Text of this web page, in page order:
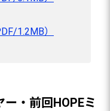
1.2MB）
ー・前回HOPEミ